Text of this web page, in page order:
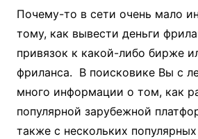
Почему-то в сети очень мало
тому, как вывести деньги
привязок к какой-либо бирже
фриланса. В поисковике Вы с
много информации о том, как
популярной зарубежной
также с нескольких